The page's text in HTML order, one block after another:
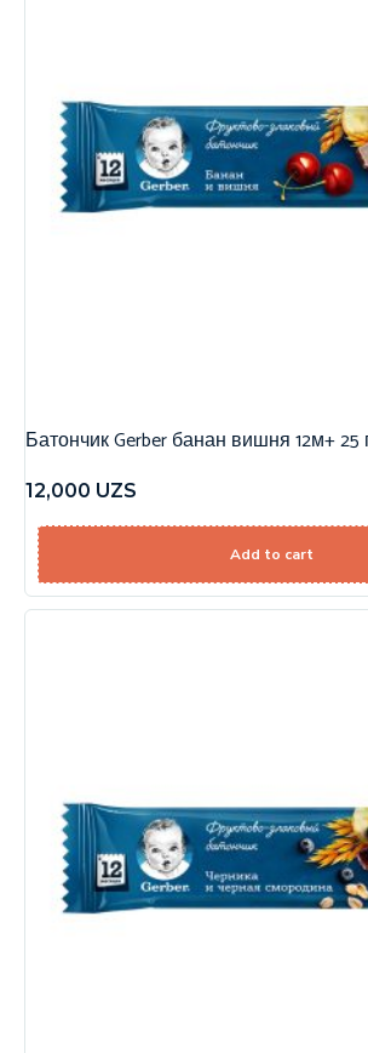
Батончик Gerber банан вишня 12м+ 25
12,000 UZS
Add to cart